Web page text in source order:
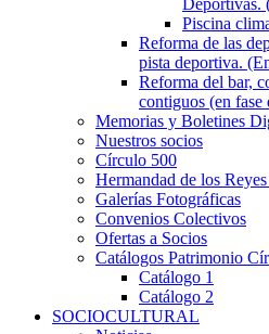
Deportivas.
Piscina
Reforma de las
pista deportiva.
Reforma del bar,
contiguos (en fase
Memorias y Boletines
Nuestros socios
Círculo 500
Hermandad de los
Galerías Fotográficas
Convenios Colectivos
Ofertas a Socios
Catálogos Patrimonio
Catálogo 1
Catálogo 2
SOCIOCULTURAL